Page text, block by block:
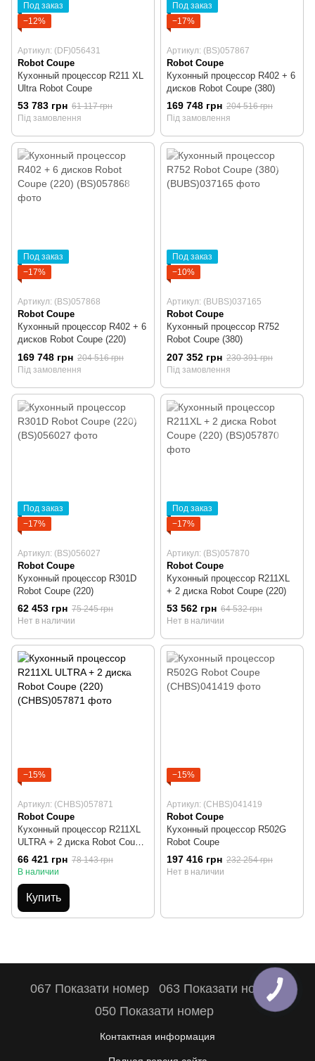
Под заказ
−12%
Артикул: (DF)056431
Robot Coupe
Кухонный процессор R211 XL
Ultra Robot Coupe
53 783 грн 61 117 грн
Під замовлення
Под заказ
−17%
Артикул: (BS)057867
Robot Coupe
Кухонный процессор R402 + 6
дисков Robot Coupe (380)
169 748 грн 204 516 грн
Під замовлення
Под заказ
−17%
Артикул: (BS)057868
Robot Coupe
Кухонный процессор R402 + 6
дисков Robot Coupe (220)
169 748 грн 204 516 грн
Під замовлення
Под заказ
−10%
Артикул: (BUBS)037165
Robot Coupe
Кухонный процессор R752
Robot Coupe (380)
207 352 грн 230 391 грн
Під замовлення
Под заказ
−17%
Артикул: (BS)056027
Robot Coupe
Кухонный процессор R301D
Robot Coupe (220)
62 453 грн 75 245 грн
Нет в наличии
Под заказ
−17%
Артикул: (BS)057870
Robot Coupe
Кухонный процессор R211XL
+ 2 диска Robot Coupe (220)
53 562 грн 64 532 грн
Нет в наличии
−15%
Артикул: (CHBS)057871
Robot Coupe
Кухонный процессор R211XL
ULTRA + 2 диска Robot Coupe
(220)
66 421 грн 78 143 грн
В наличии
Купить
−15%
Артикул: (CHBS)041419
Robot Coupe
Кухонный процессор R502G
Robot Coupe
197 416 грн 232 254 грн
Нет в наличии
067 Показати номер
063 Показати номер
050 Показати номер
Контактная информация